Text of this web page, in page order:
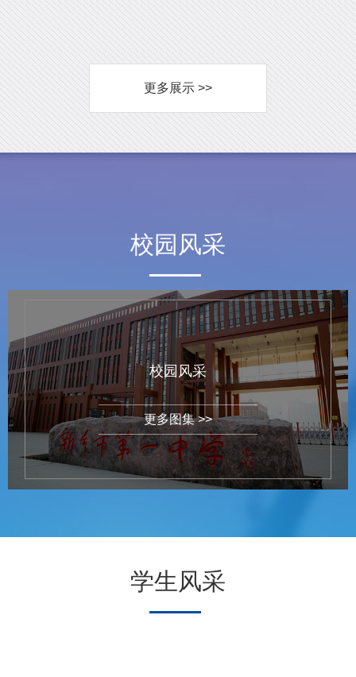
更多展示 >>
校园风采
校园风采
更多图集 >>
学生风采